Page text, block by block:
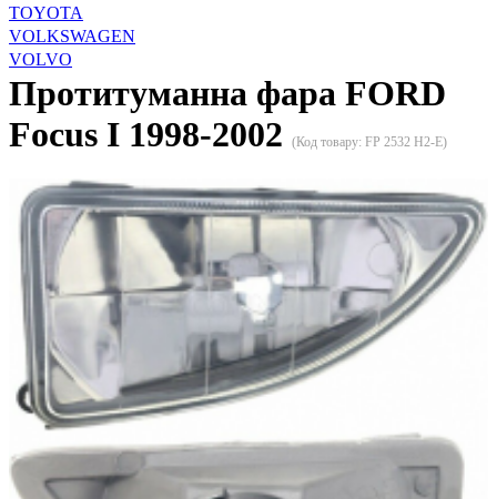
TOYOTA
VOLKSWAGEN
VOLVO
Протитуманна фара FORD
Focus I 1998-2002
(Код товару: FP 2532 H2-E)